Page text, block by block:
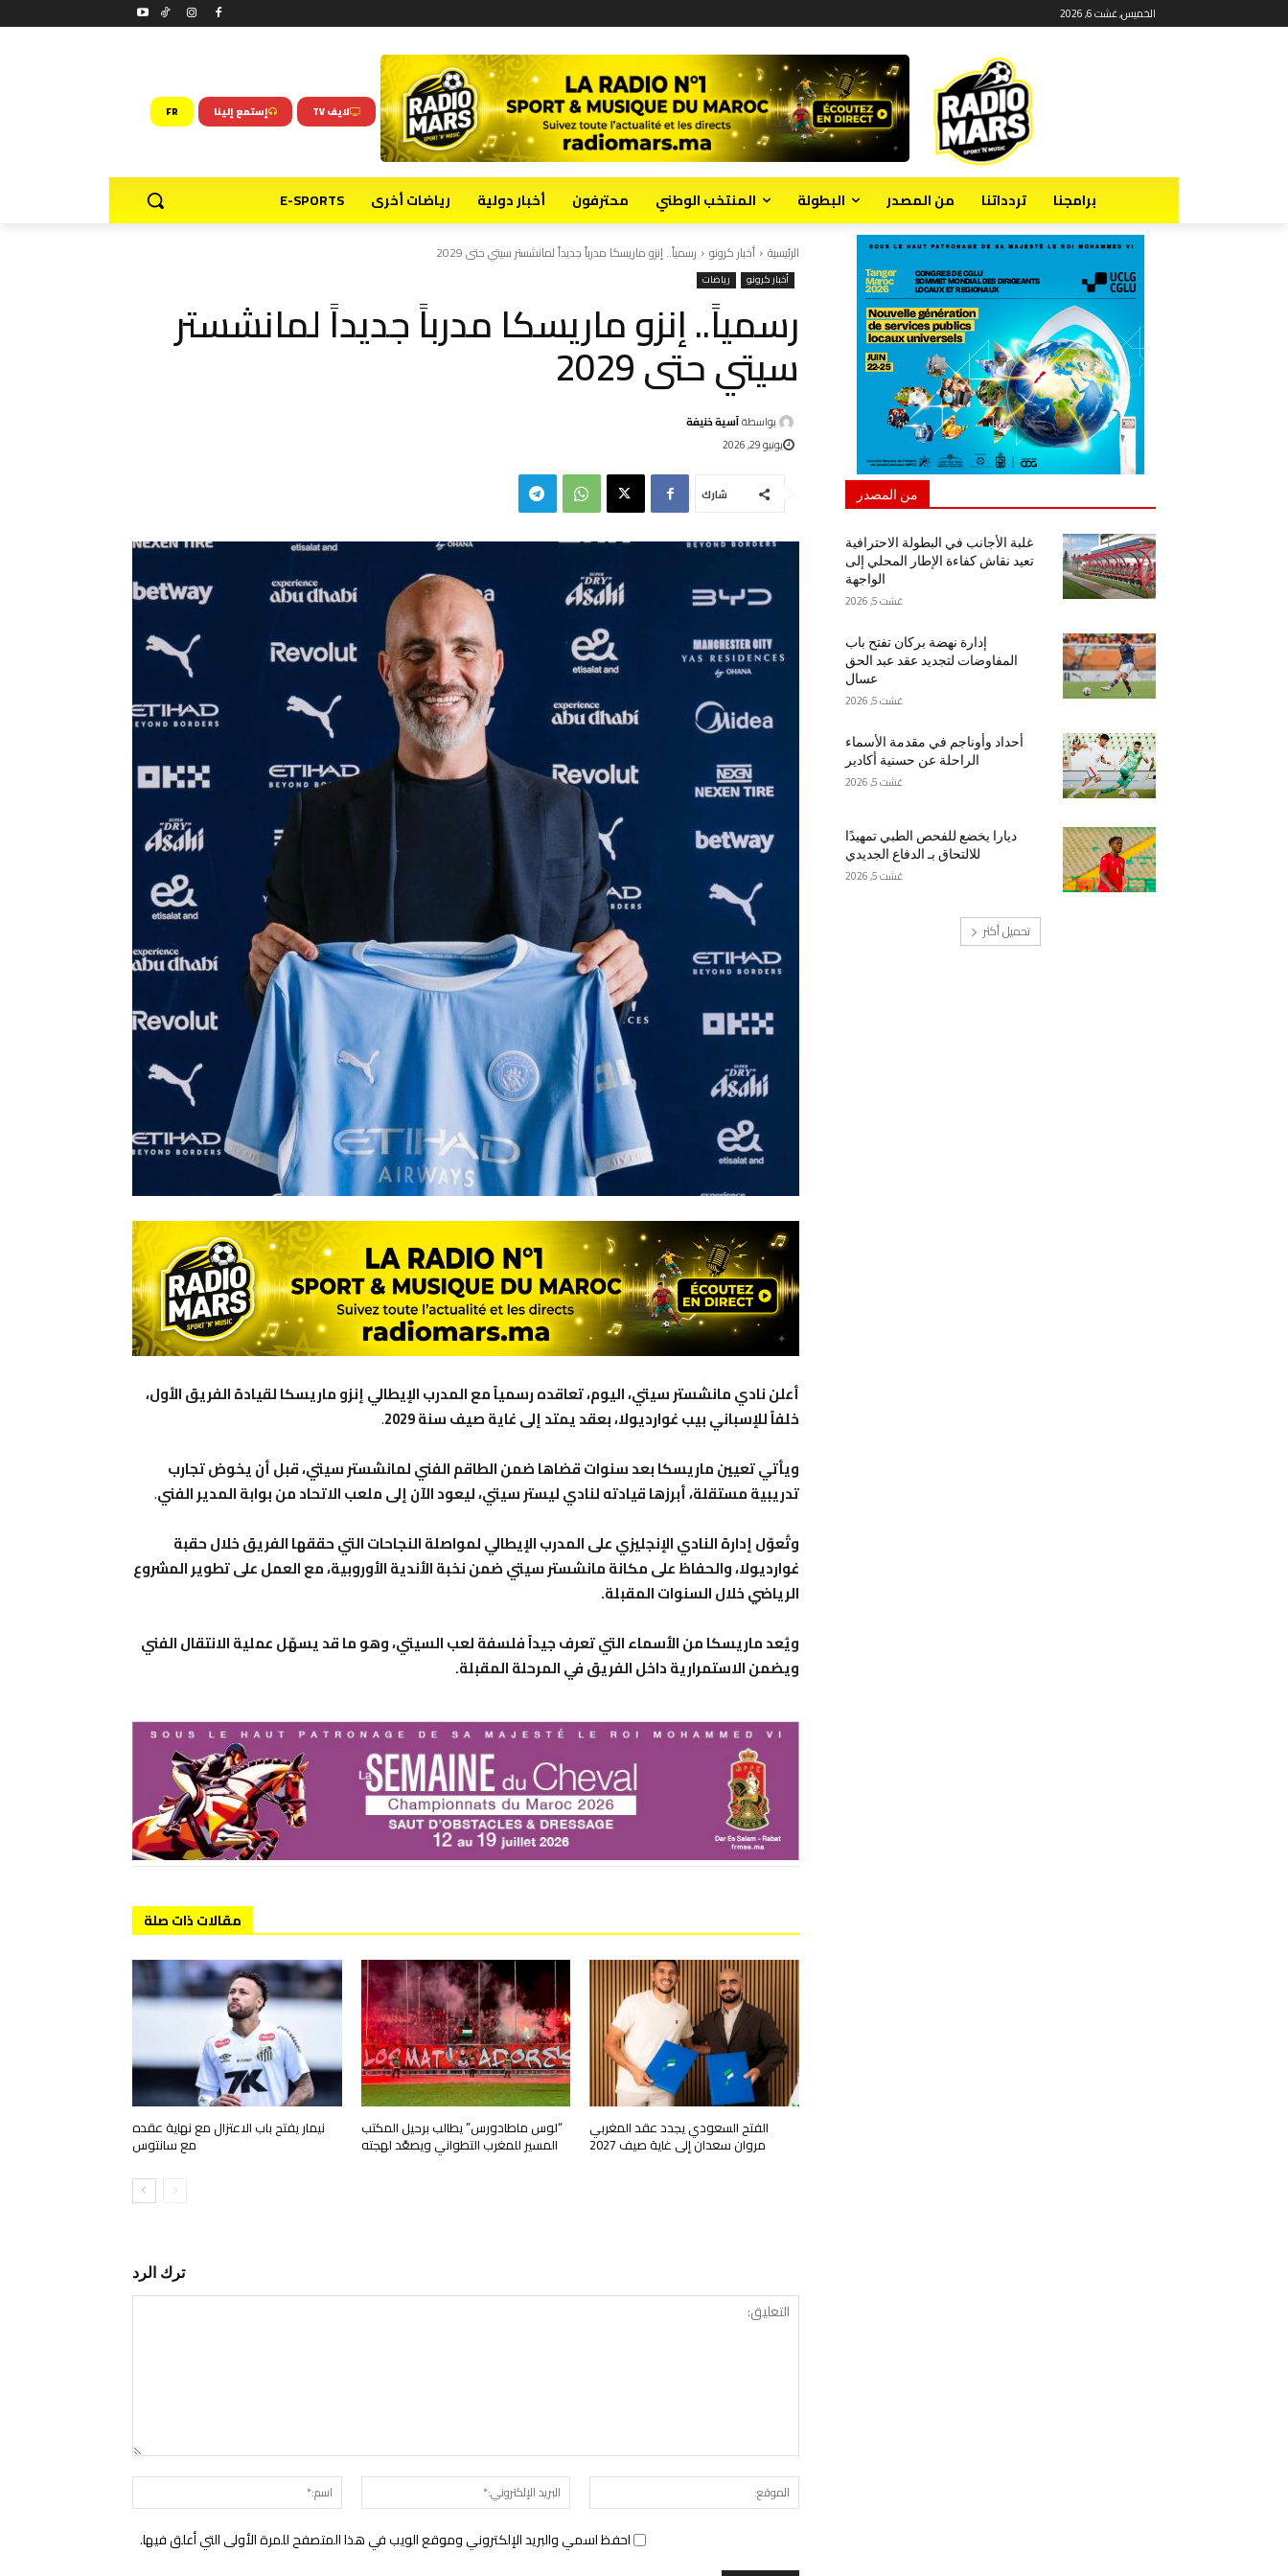
الخميس, غشت 6, 2026
لايف TV إستمع إلينا FR
برامجنا تردداتنا من المصدر البطولة المنتخب الوطني محترفون أخبار دولية رياضات أخرى E-SPORTS
الرئيسية أخبار كرونو رسمياً.. إنزو ماريسكا مدرباً جديداً لمانشستر سيتي حتى 2029
أخبار كرونو رياضات
رسمياً.. إنزو ماريسكا مدرباً جديداً لمانشستر
سيتي حتى 2029
بواسطةآسية خنيفة
يونيو 29, 2026
شارك
أعلن نادي مانشستر سيتي، اليوم، تعاقده رسمياً مع المدرب الإيطالي إنزو ماريسكا لقيادة الفريق الأول،
خلفاً للإسباني بيب غوارديولا، بعقد يمتد إلى غاية صيف سنة 2029
.
ويأتي تعيين ماريسكا بعد سنوات قضاها ضمن الطاقم الفني لمانشستر سيتي، قبل أن يخوض تجارب
تدريبية مستقلة، أبرزها قيادته لنادي ليستر سيتي، ليعود الآن إلى ملعب الاتحاد من بوابة المدير الفني.
وتُعوّل إدارة النادي الإنجليزي على المدرب الإيطالي لمواصلة النجاحات التي حققها الفريق خلال حقبة
غوارديولا، والحفاظ على مكانة مانشستر سيتي ضمن نخبة الأندية الأوروبية، مع العمل على تطوير المشروع
الرياضي خلال السنوات المقبلة.
ويُعد ماريسكا من الأسماء التي تعرف جيداً فلسفة لعب السيتي، وهو ما قد يسهّل عملية الانتقال الفني
ويضمن الاستمرارية داخل الفريق في المرحلة المقبلة.
مقالات ذات صلة
الفتح السعودي يجدد عقد المغربي
مروان سعدان إلى غاية صيف 2027
“لوس ماطادورس” يطالب برحيل المكتب
المسير للمغرب التطواني ويصعّد لهجته
نيمار يفتح باب الاعتزال مع نهاية عقده
مع سانتوس
ترك الرد
التعليق:
اسم:*
البريد
الإلكتروني:*
الموقع:
احفظ اسمي والبريد الإلكتروني وموقع الويب في هذا المتصفح للمرة الأولى التي أعلق فيها.
من المصدر
غلبة الأجانب في البطولة الاحترافية
تعيد نقاش كفاءة الإطار المحلي إلى
الواجهة
غشت 5, 2026
إدارة نهضة بركان تفتح باب
المفاوضات لتجديد عقد عبد الحق
عسال
غشت 5, 2026
أحداد وأوناجم في مقدمة الأسماء
الراحلة عن حسنية أكادير
غشت 5, 2026
ديارا يخضع للفحص الطبي تمهيدًا
للالتحاق بـ الدفاع الجديدي
غشت 5, 2026
تحميل أكثر